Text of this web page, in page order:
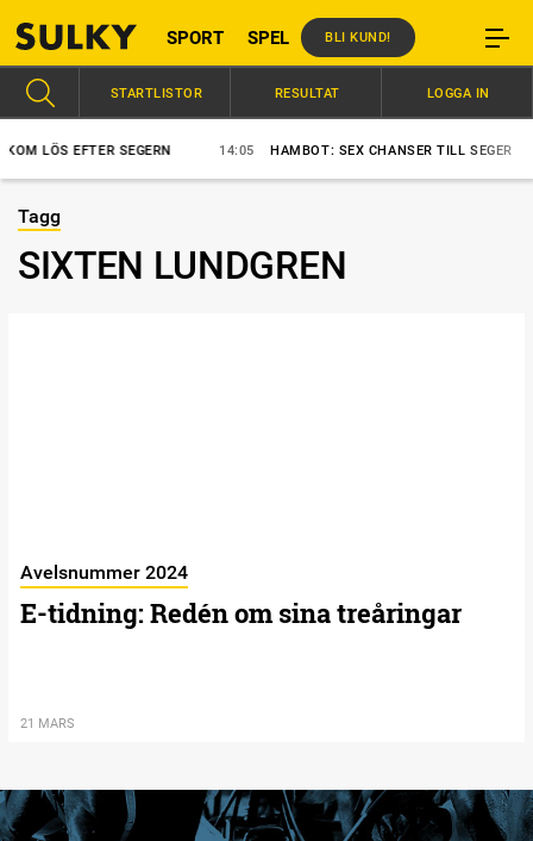
SPORT SPEL BLI KUND!
LÖS EFTER SEGERN 14:05 HAMBOT: SEX CHANSER TILL SEGER
STARTLISTOR RESULTAT LOGGA IN
Tagg
SIXTEN LUNDGREN
Avelsnummer 2024
E-tidning: Redén om sina treåringar
21 MARS